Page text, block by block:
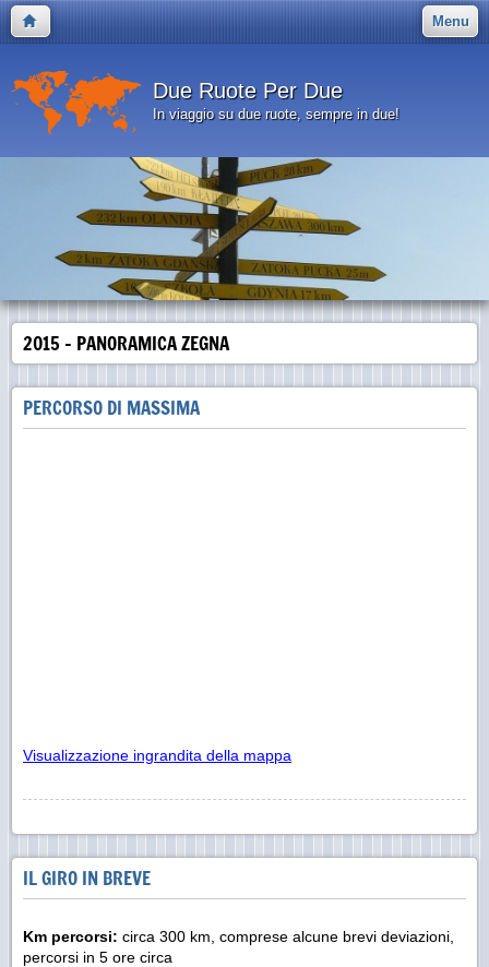
Menu
Due Ruote Per Due
In viaggio su due ruote, sempre in due!
2015 - PANORAMICA ZEGNA
PERCORSO DI MASSIMA
Visualizzazione ingrandita della mappa
IL GIRO IN BREVE
Km percorsi: circa 300 km, comprese alcune brevi deviazioni,
percorsi in 5 ore circa